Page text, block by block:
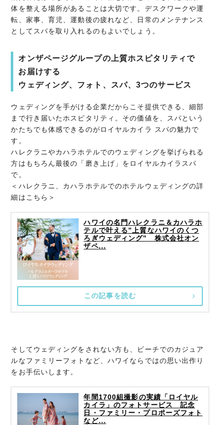
体を整える場所があることは大切です。デスクワークや運
転、家事、育児、運動後の疲れなど、日常のメンテナンス
としてスパを取り入れるのもよいでしょう。
オンザページグループの上質ホスピタリティで
お届けする
ウェディング、フォト、スパ、3つのサービス
ウェディングを手がける企業だからこそ提供できる、細部
まで行き届いたホスピタリティ。その価値を、スパという
かたちでも体感できるのがロイヤルカイラ スパの魅力で
す。
ハレクラニやカハラホテルでのウェディングを挙げられる
方はもちろん最後の「磨き上げ」をロイヤルカイラスパ
で。
＜ハレクラニ、カハラホテルでのホテルウェディングの詳
細はこちら＞
ハワイの名門ハレクラニ＆カハラホ
テルで叶える”上質なハワイのくつ
ろぎウェディング” 株式会社オン
ザペ...
この記事を読む
そしてウェディングをされない方も、ビーチでのカジュア
ルなファミリーフォトなど、ハワイならではの思い出作り
をお手伝いします。
年間1700組撮影の実績「ロイヤル
カイラ」のフォトサービス 記念
日・ファミリー・プロポーズフォト
など...